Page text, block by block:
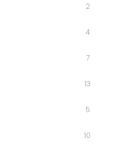
2
4
7
13
5
10